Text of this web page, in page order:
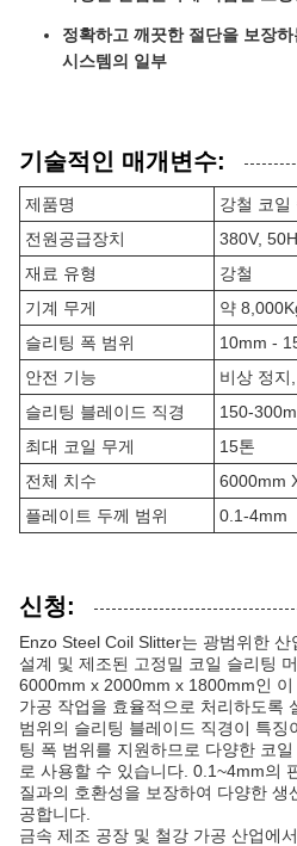
정확하고 깨끗한 절단을 보장
시스템의 일부
기술적인 매개변수:
제품명
강철 코일
전원공급장치
380V,
재료 유형
강철
기계 무게
약
슬리팅 폭 범위
10mm -
안전 기능
비상 정지
슬리팅 블레이드 직경
150-
최대 코일 무게
15톤
전체 치수
6000mm
플레이트 두께 범위
0.1-4mm
신청:
Enzo Steel Coil Slitter는 광범위한
설계 및 제조된 고정밀 코일 슬리팅
6000mm x 2000mm x 1800mm인
가공 작업을 효율적으로 처리하도록
범위의 슬리팅 블레이드 직경이 특
팅 폭 범위를 지원하므로 다양한 코
로 사용할 수 있습니다. 0.1~4mm의
질과의 호환성을 보장하여 다양한 생
공합니다.
금속 제조 공장 및 철강 가공 산업에